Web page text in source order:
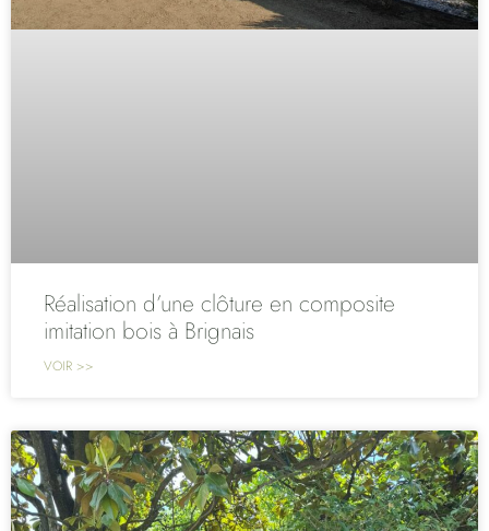
Réalisation d’une clôture en composite
imitation bois à Brignais
VOIR >>